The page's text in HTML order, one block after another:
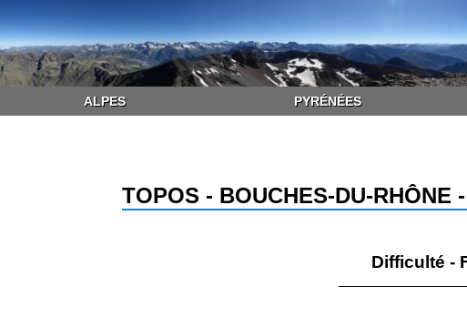
ALPES PYRÉNÉES
TOPOS - BOUCHES-DU-RHÔNE
Difficulté -